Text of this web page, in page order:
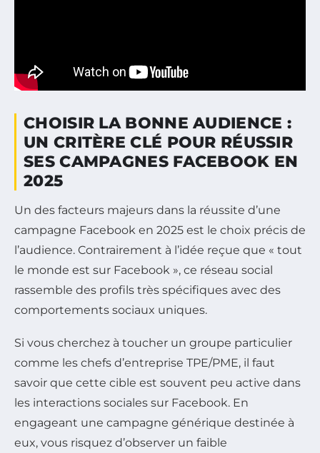
CHOISIR LA BONNE AUDIENCE :
UN CRITÈRE CLÉ POUR RÉUSSIR
SES CAMPAGNES FACEBOOK EN
2025
Un des facteurs majeurs dans la réussite d’une
campagne Facebook en 2025 est le choix précis de
l’audience. Contrairement à l’idée reçue que « tout
le monde est sur Facebook », ce réseau social
rassemble des profils très spécifiques avec des
comportements sociaux uniques.
Si vous cherchez à toucher un groupe particulier
comme les chefs d’entreprise TPE/PME, il faut
savoir que cette cible est souvent peu active dans
les interactions sociales sur Facebook. En
engageant une campagne générique destinée à
eux, vous risquez d’observer un faible